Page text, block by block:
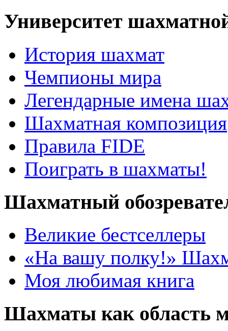
Университет
История шахмат
Чемпионы мира
Легендарные имена
Шахматная композиция
Правила FIDE
Поиграть в шахматы!
Шахматный
Великие бестселлеры
«На вашу полку!»
Моя любимая книга
Шахматы как область